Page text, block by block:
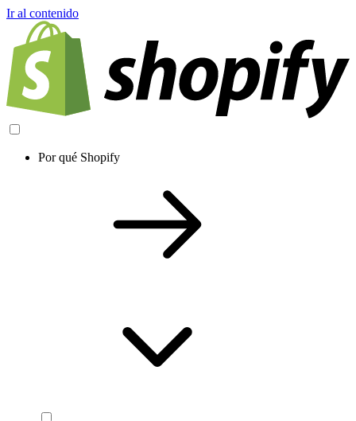
Ir al contenido
Por qué Shopify